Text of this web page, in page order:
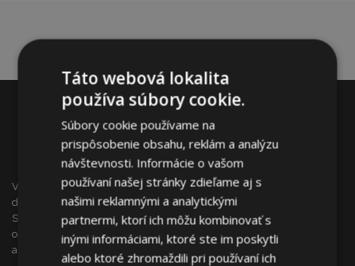
VTVauto je maloobchodným predajcom a veľkoobchodným
dodávateľom autopríslušenstva a autodoplnkov na
Slovensku, ako sú napr.: ozdobné kryty kolies (puklice),
okenné deflektory, autopoťahy, autorohože, chrómové kryty
a rámy, ...
Táto webová lokalita
používa súbory cookie.
Súbory cookie používame na
prispôsobenie obsahu, reklám a analýzu
návštevnosti. Informácie o vašom
používaní našej stránky zdieľame aj s
našimi reklamnými a analytickými
partnermi, ktorí ich môžu kombinovať s
inými informáciami, ktoré ste im poskytli
alebo ktoré zhromaždili pri používaní ich